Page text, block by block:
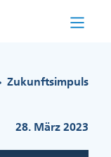
Zukunftsimpuls
28. März 2023